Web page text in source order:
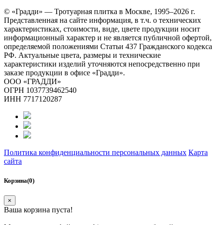
© «Градди» — Тротуарная плитка в Москве, 1995–2026 г.
Представленная на сайте информация, в т.ч. о технических
характеристиках, стоимости, виде, цвете продукции носит
информационный характер и не является публичной офертой,
определяемой положениями Статьи 437 Гражданского кодекса
РФ. Актуальные цвета, размеры и технические
характеристики изделий уточняются непосредственно при
заказе продукции в офисе «Градди».
ООО «ГРАДДИ»
ОГРН 1037739462540
ИНН 7717120287
Политика конфиденциальности персональных данных Карта
сайта
Корзина(0)
×
Ваша корзина пуста!